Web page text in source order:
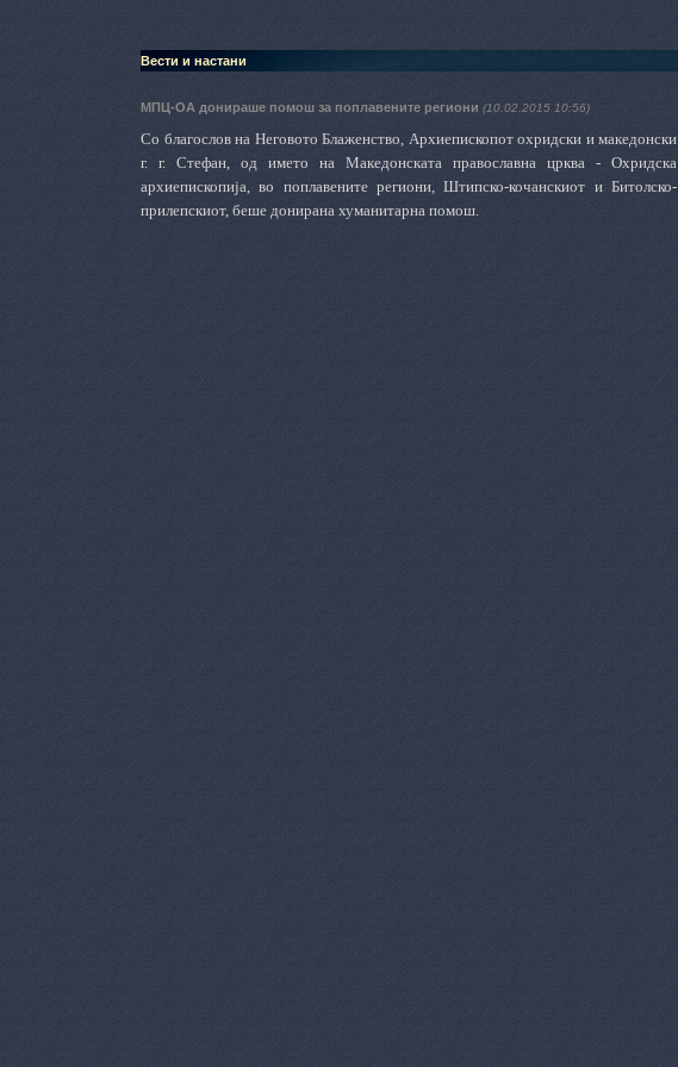
Вести и настани
МПЦ-ОА донираше помош за поплавените региони (10.02.2015 10:56)
Со благослов на Неговото Блаженство, Архиепископот охридски и македонски
г. г. Стефан, од името на Македонската православна црква - Охридска
архиепископија, во поплавените региони, Штипско-кочанскиот и Битолско-
прилепскиот, беше донирана хуманитарна помош.